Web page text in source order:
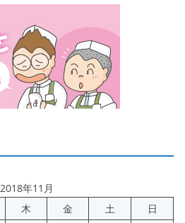
2018年11月
木 金 土
日